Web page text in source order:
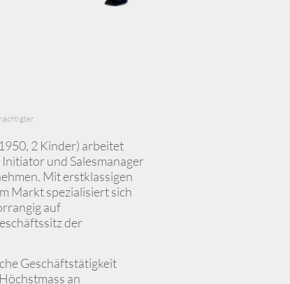
2 Kinder) arbeitet
und Salesmanager
Mit erstklassigen
Markt spezialisiert sich
auf
der
Geschäftstätigkeit
an